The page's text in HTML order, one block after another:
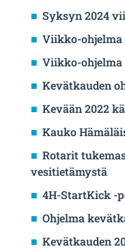
Syksyn 2024
Viikko-ohjelma
Viikko-ohjelma
Kevätkauden
Kevään 2022
Kauko
Rotarit
vesitietämystä
4H-StartKick -
Ohjelma
Kevätkauden